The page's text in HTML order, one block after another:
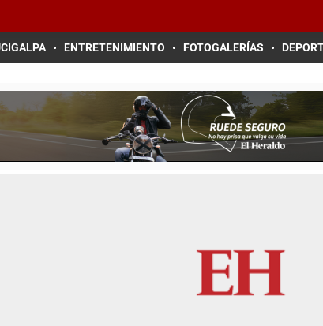
ENTRETENIMIENTO FOTOGALERÍAS